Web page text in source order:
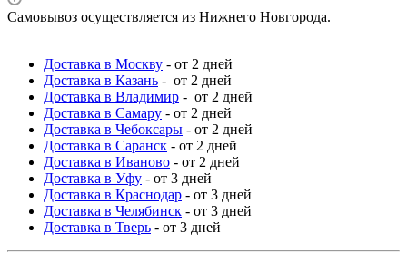
Самовывоз осуществляется из Нижнего Новгорода.
Доставка в Москву - от 2 дней
Доставка в Казань - от 2 дней
Доставка в Владимир - от 2 дней
Доставка в Самару - от 2 дней
Доставка в Чебоксары - от 2 дней
Доставка в Саранск - от 2 дней
Доставка в Иваново - от 2 дней
Доставка в Уфу - от 3 дней
Доставка в Краснодар - от 3 дней
Доставка в Челябинск - от 3 дней
Доставка в Тверь - от 3 дней